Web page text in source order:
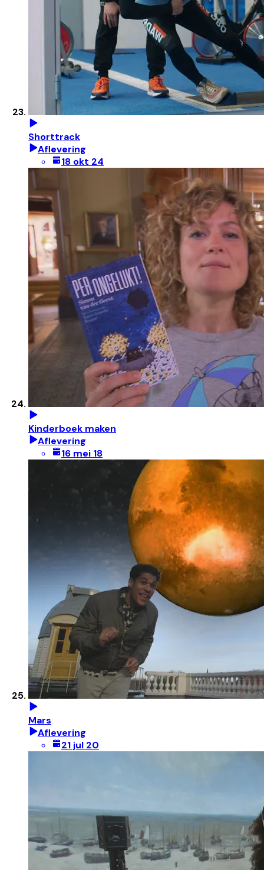
Shorttrack
Aflevering
18 okt 24
Kinderboek maken
Aflevering
16 mei 18
Mars
Aflevering
21 jul 20